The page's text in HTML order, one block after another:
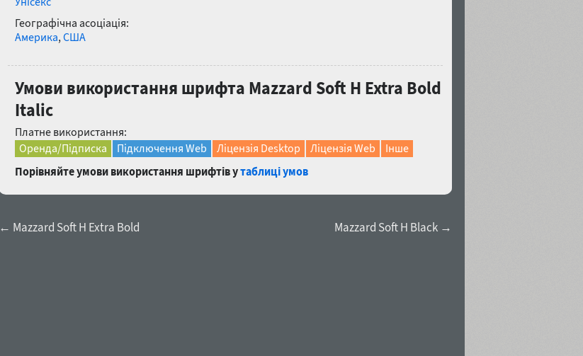
Географічна асоціація:
Америка,США
Умови використання шрифта Mazzard Soft H Extra Bold
Italic
Платне використання:
Оренда/Підписка
Підключення Web Ліцензія Desktop Ліцензія Web
Інше
Порівняйте умови використання шрифтів утаблиці умов
← Mazzard Soft H Extra Bold Mazzard Soft H Black →